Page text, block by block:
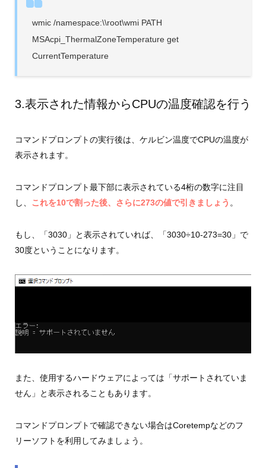
wmic /namespace:\\root\wmi PATH
MSAcpi_ThermalZoneTemperature get
CurrentTemperature
3.表示された情報からCPUの温度確認を行う
コマンドプロンプトの実行後は、ケルビン温度でCPUの温度が
表示されます。
コマンドプロンプト最下部に表示されている4桁の数字に注目
し、 これを10で割った後、さらに273の値で引きましょう 。
もし、「3030」と表示されていれば、「3030÷10-273=30」で
30度ということになります。
また、使用するハードウェアによっては「サポートされていま
せん」と表示されることもあります。
コマンドプロンプトで確認できない場合はCoretempなどのフ
リーソフトを利用してみましょう。